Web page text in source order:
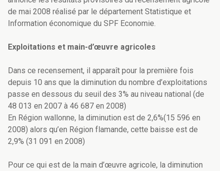
de mai 2008 réalisé par le département Statistique et
Information économique du SPF Economie.
Exploitations et main-d’œuvre agricoles
Dans ce recensement, il apparaît pour la première fois
depuis 10 ans que la diminution du nombre d’exploitations
passe en dessous du seuil des 3% au niveau national (de
48 013 en 2007 à 46 687 en 2008)
En Région wallonne, la diminution est de 2,6%(15 596 en
2008) alors qu’en Région flamande, cette baisse est de
2,9% (31 091 en 2008)
Pour ce qui est de la main d’œuvre agricole, la diminution